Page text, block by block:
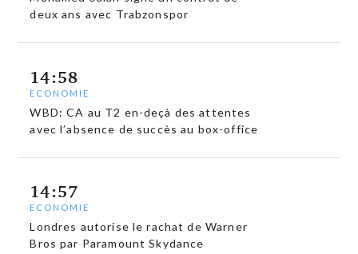
deux ans avec Trabzonspor
14:58
ECONOMIE
WBD: CA au T2 en-deçà des attentes
avec l’absence de succès au box-office
14:57
ECONOMIE
Londres autorise le rachat de Warner
Bros par Paramount Skydance